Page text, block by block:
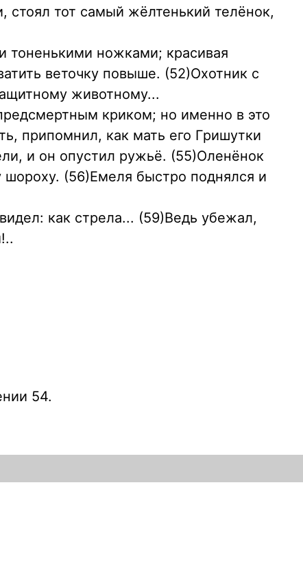
стоял тот самый жёлтенький телёнок,
тоненькими ножками; красивая
веточку повыше. (52)Охотник с
животному...
криком; но именно в это
припомнил, как мать его Гришутки
и он опустил ружьё. (55)Оленёнок
(56)Емеля быстро поднялся и
как стрела... (59)Ведь убежал,
54.